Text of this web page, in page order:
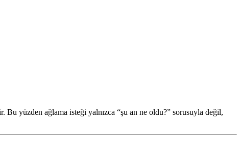
yüzden ağlama isteği yalnızca “şu an ne oldu?” sorusuyla değil,